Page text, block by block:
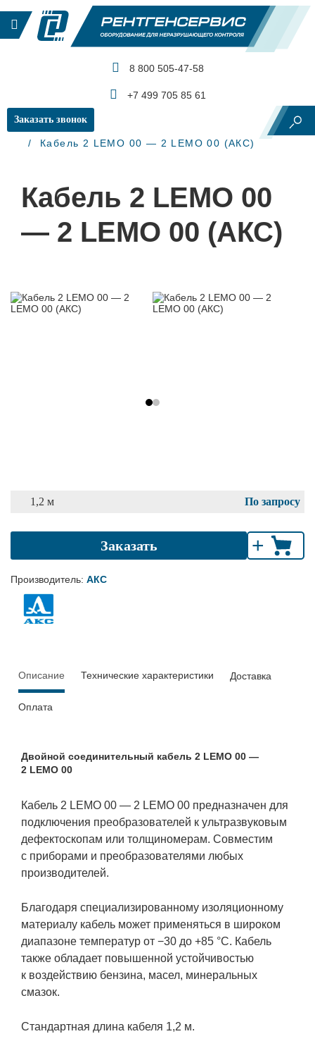
8 800 505-47-58
+7 499 705 85 61
Заказать звонок
Главная Ультразвуковой контроль
Кабели
Кабель 2 LEMO 00 — 2 LEMO 00 (АКС)
Кабель 2 LEMO 00
— 2 LEMO 00 (АКС)
По запросу
1,2 м
Заказать +
Производитель: АКС
Описание Технические характеристики Доставка
Оплата
Двойной соединительный кабель 2 LEMO 00 —
2 LEMO 00
Кабель 2 LEMO 00 — 2 LEMO 00 предназначен для
подключения преобразователей к ультразвуковым
дефектоскопам или толщиномерам. Совместим
с приборами и преобразователями любых
производителей.
Благодаря специализированному изоляционному
материалу кабель может применяться в широком
диапазоне температур от −30 до +85 °С. Кабель
также обладает повышенной устойчивостью
к воздействию бензина, масел, минеральных
смазок.
Стандартная длина кабеля 1,2 м.